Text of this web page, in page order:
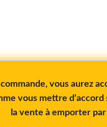
vous aurez
vous mettre
la vente à emporter